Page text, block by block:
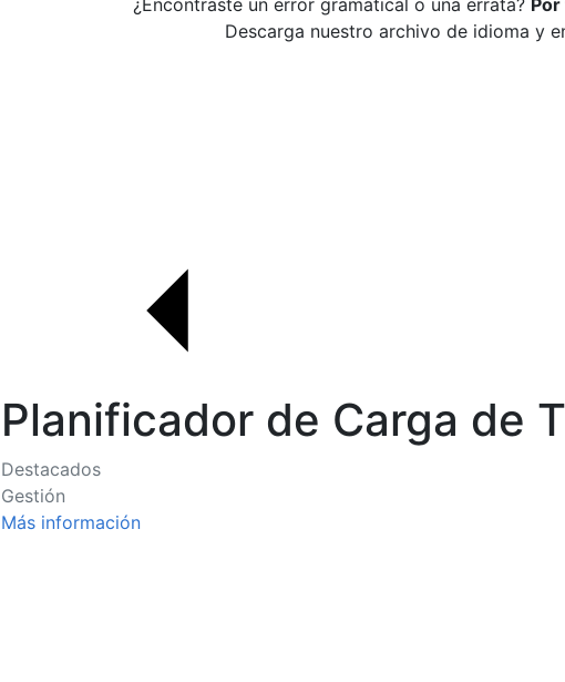
¿Encontraste un error gramatical o una errata?
Descarga nuestro archivo de idioma y
Planificador de Carga de
Destacados
Gestión
Más información